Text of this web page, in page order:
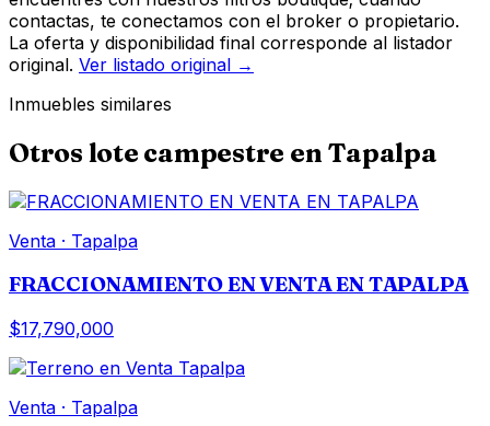
contactas, te conectamos con el broker o propietario.
La oferta y disponibilidad final corresponde al listador
original. Ver listado original →
Inmuebles similares
Otros lote campestre en Tapalpa
Venta · Tapalpa
FRACCIONAMIENTO EN VENTA EN TAPALPA
$17,790,000
Venta · Tapalpa